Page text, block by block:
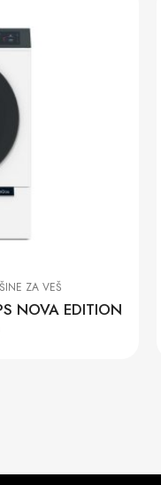
ZA VEŠ
NOVA EDITION